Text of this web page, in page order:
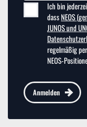
Ich bin
dassNEOS
JUNOS und
regelmäßig
NEOS-
Anmelden